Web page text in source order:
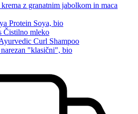
z granatnim jabolkom in maca
Protein Soya, bio
Čistilno mleko
Curl Shampoo
"klasični", bio